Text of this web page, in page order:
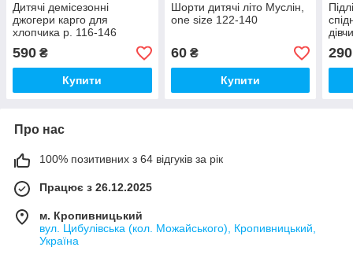
Дитячі демісезонні
джогери карго для
хлопчика р. 116-146
590 ₴
Купити
Шорти дитячі літо Муслін,
one size 122-140
60₴
Купити
290
Про нас
100% позитивних з 64 відгуків за рік
Працює з 26.12.2025
м. Кропивницький
вул. Цибулівська (кол. Можайського), Кропивницький,
Україна